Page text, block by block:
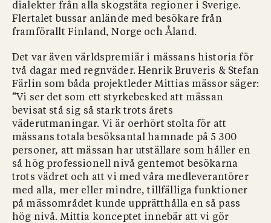
dialekter från alla skogstäta regioner i Sverige.
Flertalet bussar anlände med besökare från
framförallt Finland, Norge och Åland.
Det var även världspremiär i mässans historia för
två dagar med regnväder. Henrik Bruveris & Stefan
Färlin som båda projektleder Mittias mässor säger:
”Vi ser det som ett styrkebesked att mässan
bevisat stå sig så stark trots årets
väderutmaningar. Vi är oerhört stolta för att
mässans totala besöksantal hamnade på 5 300
personer, att mässan har utställare som håller en
så hög professionell nivå gentemot besökarna
trots vädret och att vi med våra medleverantörer
med alla, mer eller mindre, tillfälliga funktioner
på mässområdet kunde upprätthålla en så pass
hög nivå. Mittia konceptet innebär att vi gör